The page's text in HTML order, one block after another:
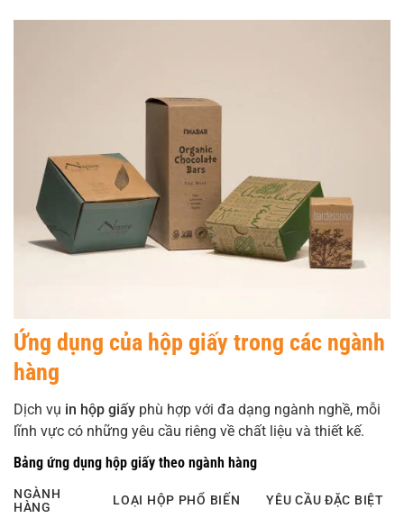
Ứng dụng của hộp giấy trong các ngành
hàng
Dịch vụ in hộp giấy phù hợp với đa dạng ngành nghề, mỗi
lĩnh vực có những yêu cầu riêng về chất liệu và thiết kế.
Bảng ứng dụng hộp giấy theo ngành hàng
NGÀNH
HÀNG
LOẠI HỘP PHỔ BIẾN YÊU CẦU ĐẶC BIỆT